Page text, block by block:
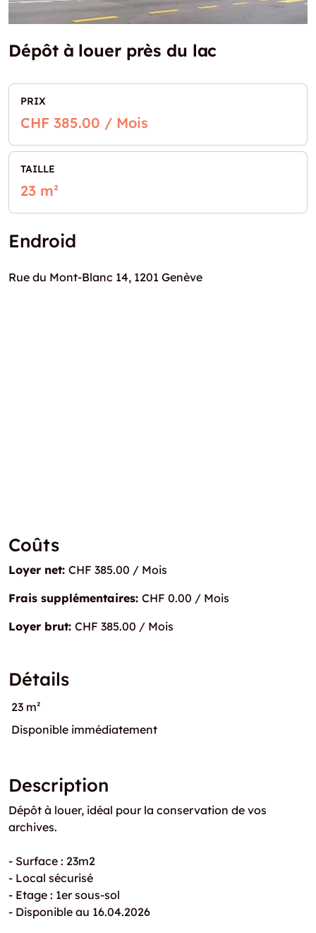
Dépôt à louer près du lac
PRIX
CHF 385.00 / Mois
TAILLE
23 m²
Endroid
Rue du Mont-Blanc 14, 1201 Genève
Coûts
Loyer net: CHF 385.00 / Mois
Frais supplémentaires: CHF 0.00 / Mois
Loyer brut: CHF 385.00 / Mois
Détails
23 m²
Disponible immédiatement
Description
Dépôt à louer, idéal pour la conservation de vos
archives.
- Surface : 23m2
- Local sécurisé
- Etage : 1er sous-sol
- Disponible au 16.04.2026